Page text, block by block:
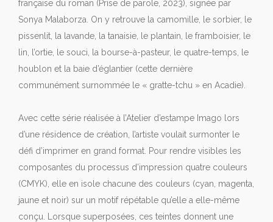
française du roman (Prise de parole, 2023), signée par
Sonya Malaborza. On y retrouve la camomille, le sorbier, le
pissenlit, la lavande, la tanaisie, le plantain, le framboisier, le
lin, l’ortie, le souci, la bourse-à-pasteur, le quatre-temps, le
houblon et la baie d’églantier (cette dernière
communément surnommée le « gratte-tchu » en Acadie).
Avec cette série réalisée à l’Atelier d’estampe Imago lors
d’une résidence de création, l’artiste voulait surmonter le
défi d’imprimer en grand format. Pour rendre visibles les
composantes du processus d’impression quatre couleurs
(CMYK), elle en isole chacune des couleurs (cyan, magenta,
jaune et noir) sur un motif répétable qu’elle a elle-même
conçu. Lorsque superposées, ces teintes donnent une